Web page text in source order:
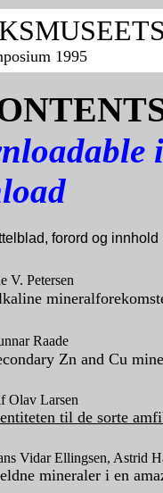
1995
forord og innhold
V. Petersen
Raade
Zn and Cu
Olav Larsen
til de sorte
Vidar Ellingsen, Astrid
mineraler i en